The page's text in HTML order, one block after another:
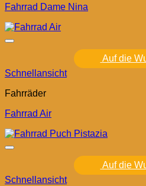
Fahrrad Dame Nina
Auf die
Schnellansicht
Fahrräder
Fahrrad Air
Auf die
Schnellansicht